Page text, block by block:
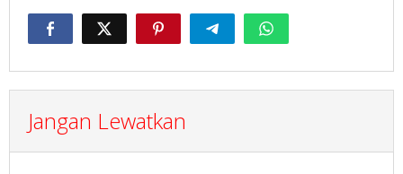
Jangan Lewatkan